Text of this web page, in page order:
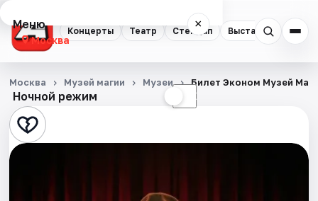
Концерты Театр Стендап Выставки
Меню ×
Москва
Концерты
Театр
Стендап
Ночной режим ☾
Москва Музей магии Музеи Билет Эконом Музей